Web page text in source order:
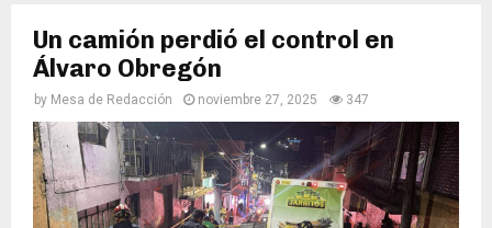
Un camión perdió el control en
Álvaro Obregón
by Mesa de Redacción noviembre 27, 2025 347